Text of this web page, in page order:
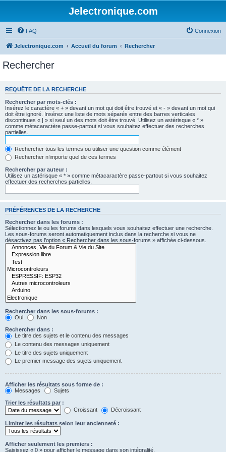
Jelectronique.com
FAQ Connexion
Jelectronique.com Accueil du forum Rechercher
Rechercher
REQUÊTE DE LA RECHERCHE
Rechercher par mots-clés :
Insérez le caractère « + » devant un mot qui doit être trouvé et « - » devant un mot qui
doit être ignoré. Insérez une liste de mots séparés entre des barres verticales
discontinues « | » si seul un des mots doit être trouvé. Utilisez un astérisque « * »
comme métacaractère passe-partout si vous souhaitez effectuer des recherches
partielles.
Rechercher tous les termes ou utiliser une question comme élément
Rechercher n’importe quel de ces termes
Rechercher par auteur :
Utilisez un astérisque « * » comme métacaractère passe-partout si vous souhaitez
effectuer des recherches partielles.
PRÉFÉRENCES DE LA RECHERCHE
Rechercher dans les forums :
Sélectionnez le ou les forums dans lesquels vous souhaitez effectuer une recherche.
Les sous-forums seront automatiquement inclus dans la recherche si vous ne
désactivez pas l’option « Rechercher dans les sous-forums » affichée ci-dessous.
Rechercher dans les sous-forums :
Oui
Non
Rechercher dans :
Le titre des sujets et le contenu des messages
Le contenu des messages uniquement
Le titre des sujets uniquement
Le premier message des sujets uniquement
Afficher les résultats sous forme de :
Messages
Sujets
Trier les résultats par :
Croissant
Décroissant
Limiter les résultats selon leur ancienneté :
Afficher seulement les premiers :
Saisissez « 0 » pour afficher le message dans son intégralité.